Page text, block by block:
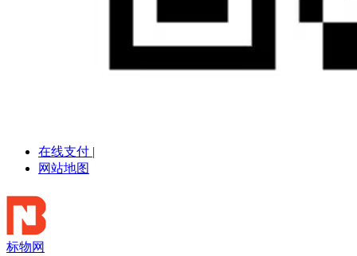
在线支付 |
网站地图
标物网